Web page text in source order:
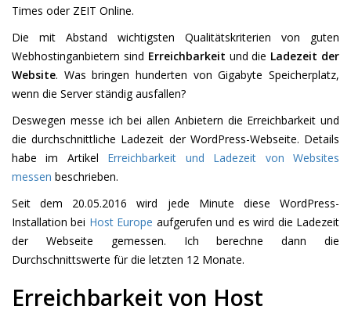
Times oder ZEIT Online.
Die mit Abstand wichtigsten Qualitätskriterien von guten
Webhostinganbietern sind Erreichbarkeit und die Ladezeit der
Website. Was bringen hunderten von Gigabyte Speicherplatz,
wenn die Server ständig ausfallen?
Deswegen messe ich bei allen Anbietern die Erreichbarkeit und
die durchschnittliche Ladezeit der WordPress-Webseite. Details
habe im Artikel Erreichbarkeit und Ladezeit von Websites
messen beschrieben.
Seit dem 20.05.2016 wird jede Minute diese WordPress-
Installation bei Host Europe aufgerufen und es wird die Ladezeit
der Webseite gemessen. Ich berechne dann die
Durchschnittswerte für die letzten 12 Monate.
Erreichbarkeit von Host